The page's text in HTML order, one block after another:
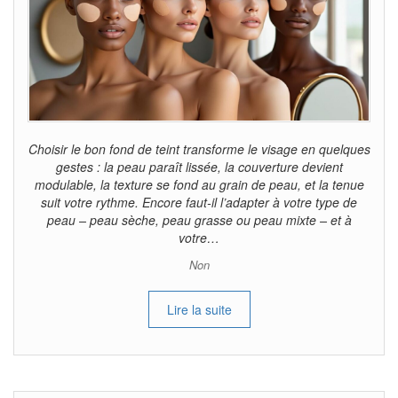
Choisir le bon fond de teint transforme le visage en quelques
gestes : la peau paraît lissée, la couverture devient
modulable, la texture se fond au grain de peau, et la tenue
suit votre rythme. Encore faut-il l’adapter à votre type de
peau – peau sèche, peau grasse ou peau mixte – et à
votre…
Non
Lire la suite